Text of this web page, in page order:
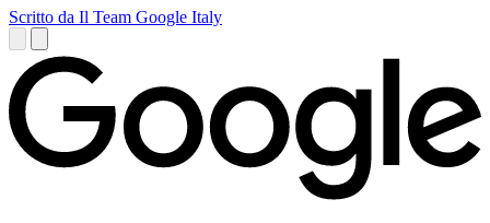
Scritto da Il Team Google Italy